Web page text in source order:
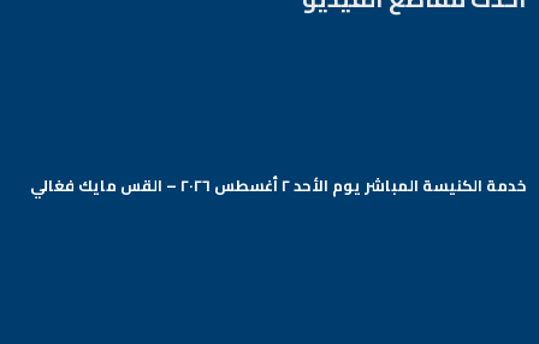
خدمة الكنيسة المباشر يوم الأحد ٢ أغسطس ٢٠٢٦ – القس مايك فغالي